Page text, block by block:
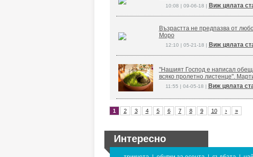
10:08 | 09-06-18 | Виж цялата
Възрастта не предпазва от
Моро
12:10 | 05-21-18 | Виж цялата
"Нашият Господ е написал
всяко пролетно листенце".
11:55 | 04-05-18 | Виж цялата
1 2 3 4 5 6 7 8 9 10 › »
Интересно